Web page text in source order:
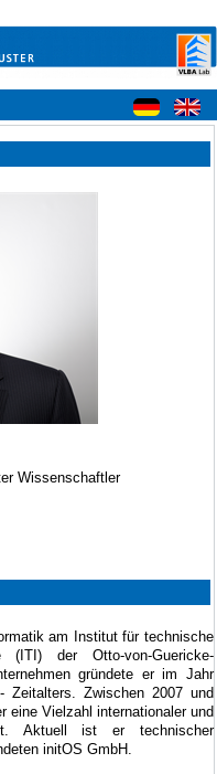
Wissenschaftler
am Institut für technische
(ITI) der Otto-von-Guericke-
gründete er im Jahr
Zeitalters. Zwischen 2007 und
eine Vielzahl internationaler und
Aktuell ist er technischer
initOS GmbH.